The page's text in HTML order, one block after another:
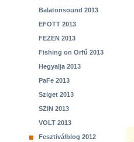
Balatonsound 2013
EFOTT 2013
FEZEN 2013
Fishing on Orfű 2013
Hegyalja 2013
PaFe 2013
Sziget 2013
SZIN 2013
VOLT 2013
Fesztiválblog 2012